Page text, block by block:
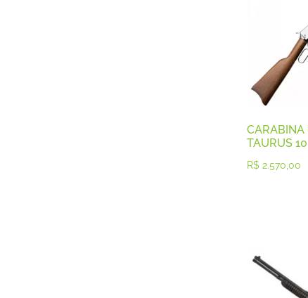
CARABINA
TAURUS
R$ 2.570,00